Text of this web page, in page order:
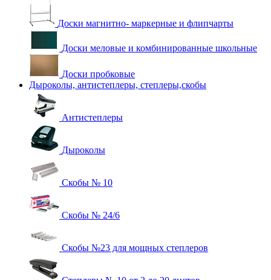
Доски магнитно- маркерные и флипчарты
Доски меловые и комбинированные школьные
Доски пробковые
Дыроколы, антистеплеры, степлеры,скобы
Антистеплеры
Дыроколы
Скобы № 10
Скобы № 24/6
Скобы №23 для мощных степлеров